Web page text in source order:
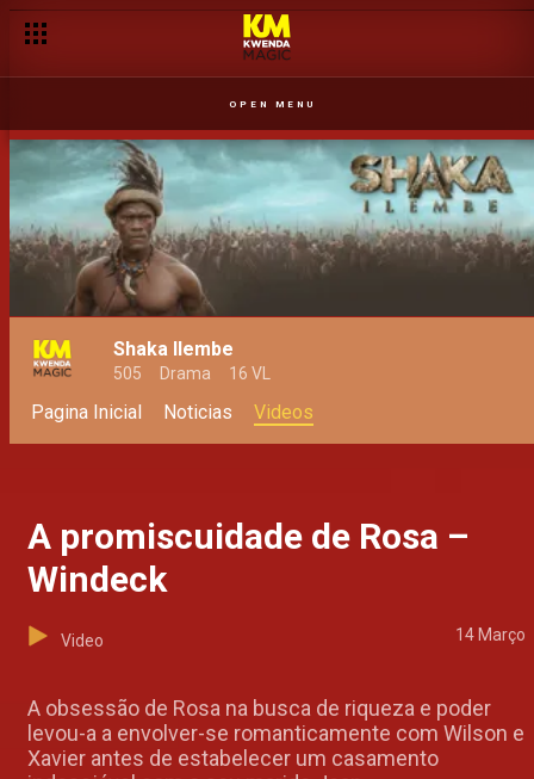
OPEN MENU
Shaka Ilembe
505 Drama 16 VL
Pagina Inicial Noticias Videos
A promiscuidade de Rosa –
Windeck
Video 14 Março
A obsessão de Rosa na busca de riqueza e poder
levou-a a envolver-se romanticamente com Wilson e
Xavier antes de estabelecer um casamento